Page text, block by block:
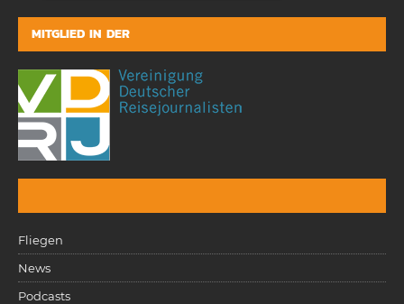
MITGLIED IN DER
Fliegen
News
Podcasts